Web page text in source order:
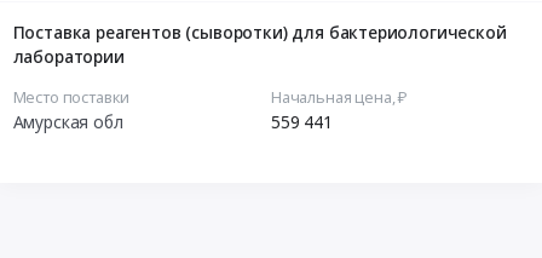
Поставка реагентов (сыворотки) для бактериологической
лаборатории
Место поставки
Амурская обл
Начальная цена, ₽
559 441